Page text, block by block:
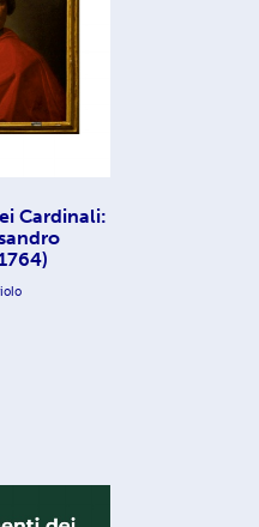
Cardinali: